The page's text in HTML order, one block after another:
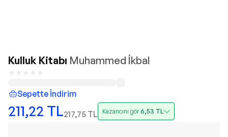
Kulluk Kitabı Muhammed İkbal
Sepette İndirim
211,22 TL217,75 TL Kazancını gör6,53 TL